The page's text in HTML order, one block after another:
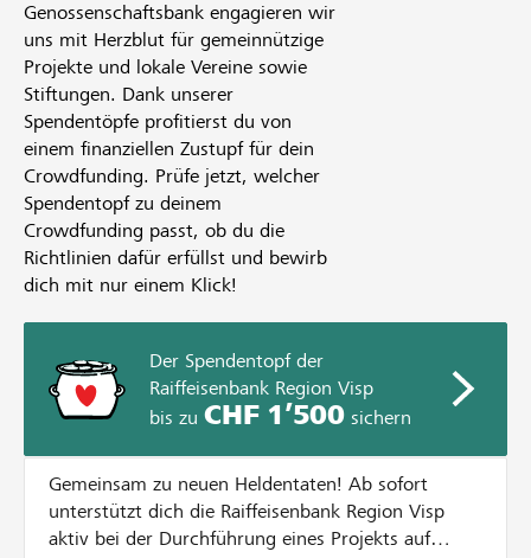
Genossenschaftsbank engagieren wir
uns mit Herzblut für gemeinnützige
Projekte und lokale Vereine sowie
Stiftungen. Dank unserer
Spendentöpfe profitierst du von
einem finanziellen Zustupf für dein
Crowdfunding. Prüfe jetzt, welcher
Spendentopf zu deinem
Crowdfunding passt, ob du die
Richtlinien dafür erfüllst und bewirb
dich mit nur einem Klick!
Der Spendentopf der
Raiffeisenbank Region Visp
bis zu CHF 1’500sichern
Gemeinsam zu neuen Heldentaten! Ab sofort
unterstützt dich die Raiffeisenbank Region Visp
aktiv bei der Durchführung eines Projekts auf